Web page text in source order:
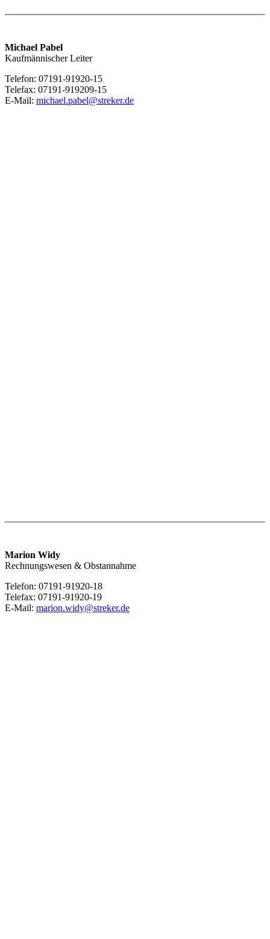
Michael Pabel
Kaufmännischer Leiter
Telefon: 07191-91920-15
Telefax: 07191-919209-15
E-Mail: michael.pabel@streker.de
Marion Widy
Rechnungswesen & Obstannahme
Telefon: 07191-91920-18
Telefax: 07191-91920-19
E-Mail: marion.widy@streker.de